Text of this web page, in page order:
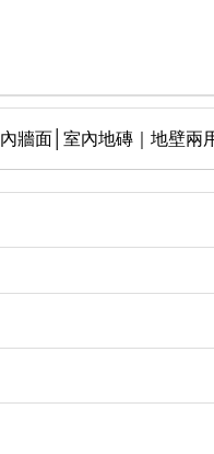
牆面│室內地磚｜地壁兩